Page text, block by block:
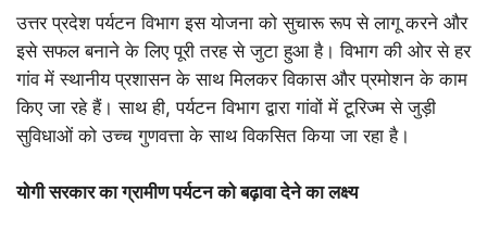
उत्तर प्रदेश पर्यटन विभाग इस योजना को सुचारू रूप से लागू करने और
इसे सफल बनाने के लिए पूरी तरह से जुटा हुआ है। विभाग की ओर से हर
गांव में स्थानीय प्रशासन के साथ मिलकर विकास और प्रमोशन के काम
किए जा रहे हैं। साथ ही, पर्यटन विभाग द्वारा गांवों में टूरिज्म से जुड़ी
सुविधाओं को उच्च गुणवत्ता के साथ विकसित किया जा रहा है।
योगी सरकार का ग्रामीण पर्यटन को बढ़ावा देने का लक्ष्य